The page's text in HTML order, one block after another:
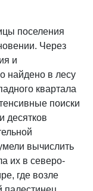
поселения
Через
и
найдено в лесу
квартала
поиски
десятков
вычислить
их в северо-
где возле